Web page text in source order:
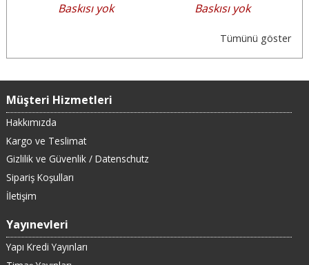
Baskısı yok
Baskısı yok
Tümünü göster
Müşteri Hizmetleri
Hakkımızda
Kargo ve Teslimat
Gizlilik ve Güvenlik / Datenschutz
Sipariş Koşulları
İletişim
Yayınevleri
Yapı Kredi Yayınları